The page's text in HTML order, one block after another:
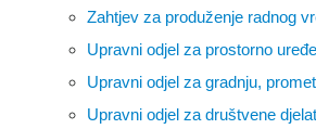
Zahtjev za produženje radnog
Upravni odjel za prostorno
Upravni odjel za gradnju,
Upravni odjel za društvene